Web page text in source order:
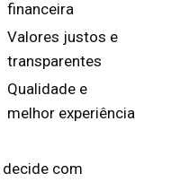
financeira
Valores justos e
transparentes
Qualidade e
melhor experiência
decide com